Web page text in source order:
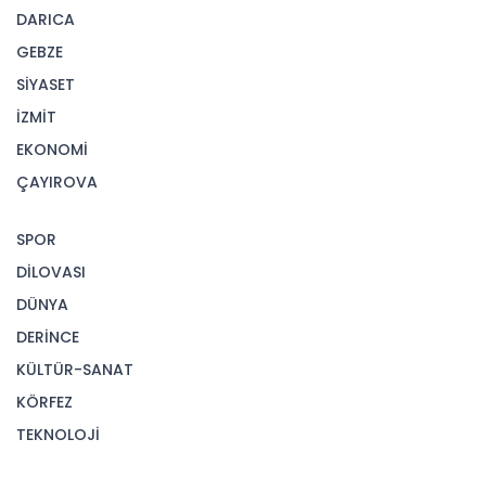
DARICA
GEBZE
SİYASET
İZMİT
EKONOMİ
ÇAYIROVA
SPOR
DİLOVASI
DÜNYA
DERİNCE
KÜLTÜR-SANAT
KÖRFEZ
TEKNOLOJİ